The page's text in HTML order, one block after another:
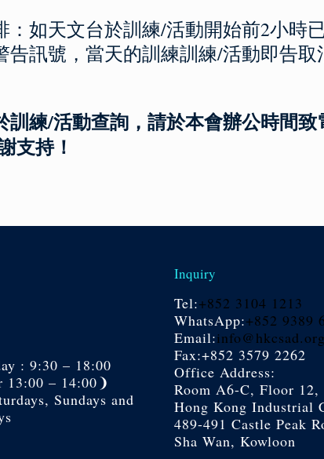
：如天文台於訓練/活動開始前2小時
告訊號，當天的訓練訓練/活動即告取
訓練/活動查詢，請於本會辦公時間致
支持！
: 9:30 – 18:00
13:00 – 14:00❩
Sundays and
Inquiry
Tel:+852 3104 1213
WhatsApp:+852 9389
Email:
Fax:+852 3579 2262
Office Address:
Room A6-C, Floor
Hong Kong Industrial
489-491 Castle Peak
Sha Wan, Kowloon